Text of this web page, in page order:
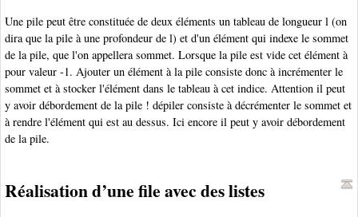
Une pile peut être constituée de deux éléments un tableau de longueur l (on
dira que la pile à une profondeur de l) et d'un élément qui indexe le sommet
de la pile, que l'on appellera sommet. Lorsque la pile est vide cet élément à
pour valeur -1. Ajouter un élément à la pile consiste donc à incrémenter le
sommet et à stocker l'élément dans le tableau à cet indice. Attention il peut
y avoir débordement de la pile ! dépiler consiste à décrémenter le sommet et
à rendre l'élément qui est au dessus. Ici encore il peut y avoir débordement
de la pile.
Réalisation d’une file avec des listes